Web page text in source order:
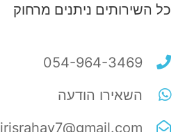
כל השירותים ניתנים מרחוק
054-964-3469
השאירו הודעה
irisrahav7@gmail.com